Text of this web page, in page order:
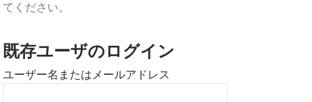
てください。
既存ユーザのログイン
ユーザー名またはメールアドレス